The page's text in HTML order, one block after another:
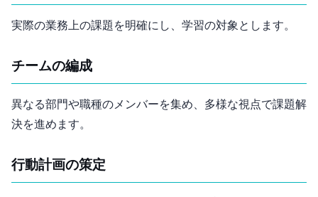
実際の業務上の課題を明確にし、学習の対象とします。
チームの編成
異なる部門や職種のメンバーを集め、多様な視点で課題解
決を進めます。
行動計画の策定